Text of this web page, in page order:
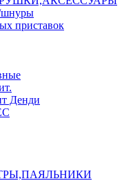
шнуры
приставок
Денди